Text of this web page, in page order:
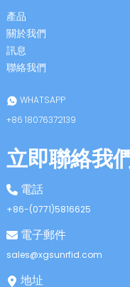
產品
關於我們
訊息
聯絡我們
WHATSAPP
+86 18076372139
立即聯絡我
電話
+86-(0771)5816625
電子郵件
sales@xgsunrfid.com
地址